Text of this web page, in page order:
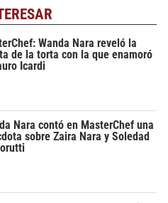
Wanda Nara reveló la
de la torta con la que enamoró
Icardi
Nara contó en MasterChef una
sobre Zaira Nara y Soledad